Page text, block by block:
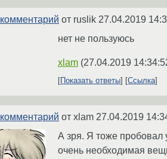
комментарий от ruslik 27.04.2019
нет не пользуюсь
xlam (27.04.2019
Показать ответы Ссылка
комментарий от xlam 27.04.2019
А зря. Я тоже пробовал
очень необходимая